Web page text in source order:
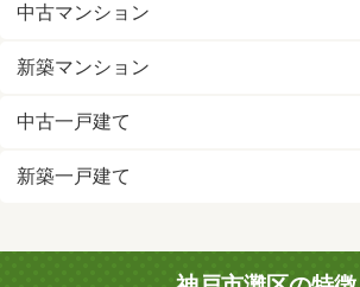
中古マンション
新築マンション
中古一戸建て
新築一戸建て